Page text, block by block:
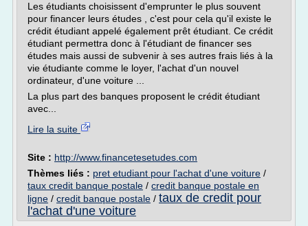
Les étudiants choisissent d'emprunter le plus souvent
pour financer leurs études , c'est pour cela qu'il existe le
crédit étudiant appelé également prêt étudiant. Ce crédit
étudiant permettra donc à l'étudiant de financer ses
études mais aussi de subvenir à ses autres frais liés à la
vie étudiante comme le loyer, l'achat d'un nouvel
ordinateur, d'une voiture ...
La plus part des banques proposent le crédit étudiant
avec...
Lire la suite
Site : http://www.financetesetudes.com
Thèmes liés : pret etudiant pour l'achat d'une voiture /
taux credit banque postale / credit banque postale en
ligne / credit banque postale / taux de credit pour
l'achat d'une voiture